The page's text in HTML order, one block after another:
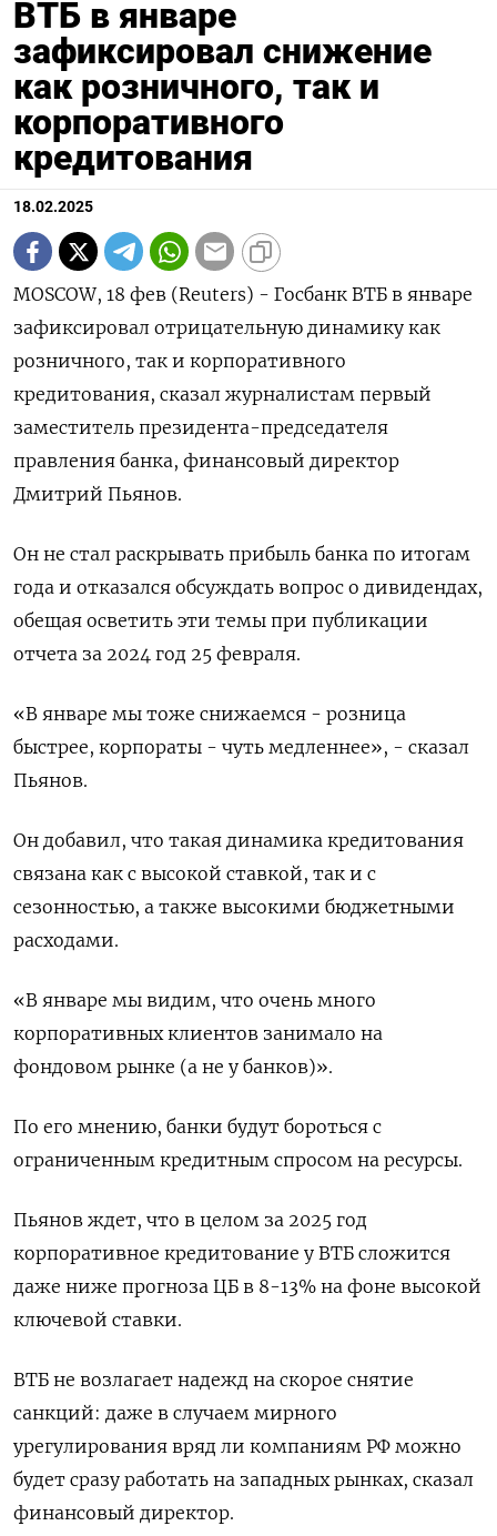
ВТБ в январе
зафиксировал снижение
как розничного, так и
корпоративного
кредитования
18.02.2025
MOSCOW, 18 фев (Reuters) - Госбанк ВТБ в январе
зафиксировал отрицательную динамику как
розничного, так и корпоративного
кредитования, сказал журналистам первый
заместитель президента-председателя
правления банка, финансовый директор
Дмитрий Пьянов.
Он не стал раскрывать прибыль банка по итогам
года и отказался обсуждать вопрос о дивидендах,
обещая осветить эти темы при публикации
отчета за 2024 год 25 февраля.
«В январе мы тоже снижаемся - розница
быстрее, корпораты - чуть медленнее», - сказал
Пьянов.
Он добавил, что такая динамика кредитования
связана как с высокой ставкой, так и с
сезонностью, а также высокими бюджетными
расходами.
«В январе мы видим, что очень много
корпоративных клиентов занимало на
фондовом рынке (а не у банков)».
По его мнению, банки будут бороться с
ограниченным кредитным спросом на ресурсы.
Пьянов ждет, что в целом за 2025 год
корпоративное кредитование у ВТБ сложится
даже ниже прогноза ЦБ в 8-13% на фоне высокой
ключевой ставки.
ВТБ не возлагает надежд на скорое снятие
санкций: даже в случаем мирного
урегулирования вряд ли компаниям РФ можно
будет сразу работать на западных рынках, сказал
финансовый директор.